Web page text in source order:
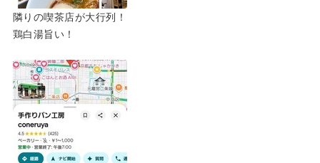
隣りの喫茶店が大行列！
鶏白湯旨い！